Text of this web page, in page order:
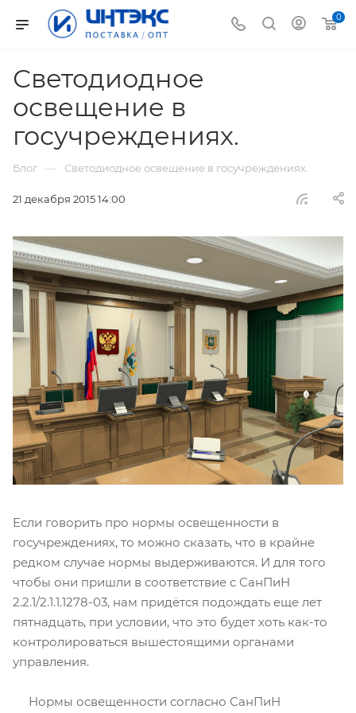
0
Светодиодное
освещение в
госучреждениях.
Блог — Светодиодное освещение в госучреждениях.
21 декабря 2015 14:00
Если говорить про нормы освещенности в
госучреждениях, то можно сказать, что в крайне
редком случае нормы выдерживаются. И для того
чтобы они пришли в соответствие с СанПиН
2.2.1/2.1.1.1278-03, нам придётся подождать еще лет
пятнадцать, при условии, что это будет хоть как-то
контролироваться вышестоящими органами
управления.
Нормы освещенности согласно СанПиН